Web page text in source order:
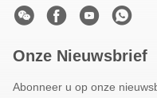
Onze Nieuwsbrief
Abonneer u op onze